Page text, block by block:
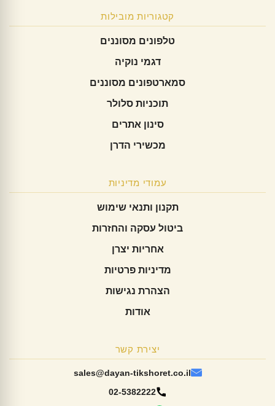
קטגוריות מובילות
טלפונים מסוננים
דגמי נוקיה
סמארטפונים מסוננים
תוכניות סלולר
סינון אתרים
מכשירי הדרן
עמודי מדיניות
תקנון ותנאי שימוש
ביטול עסקה והחזרות
אחריות יצרן
מדיניות פרטיות
הצהרת נגישות
אודות
יצירת קשר
sales@dayan-tikshoret.co.il
02-5382222